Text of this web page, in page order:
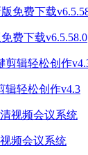
费下载v6.5.58.0
辑轻松创作v4.3
频会议系统